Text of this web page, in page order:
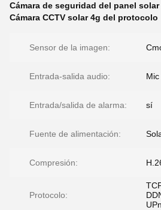
Cámara de seguridad del panel solar
Cámara CCTV solar 4g del protocolo
Sensor de la imagen:
Entrada-salida audio:
Entrada/salida de alarma: sí
Fuente de alimentación:
Compresión:
Protocolo: